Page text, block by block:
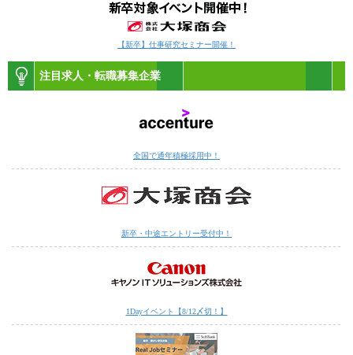
【新卒】仕事研究セミナー開催！
注目求人・転職募集企業
全国で通年積極採用中！
新卒・中途エントリー受付中！
1Dayイベント【8/12〆切！】